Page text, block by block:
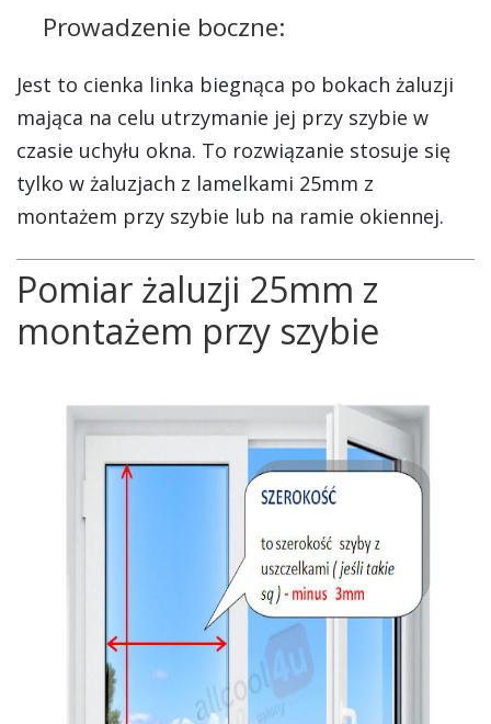
Prowadzenie boczne:
Jest to cienka linka biegnąca po bokach żaluzji
mająca na celu utrzymanie jej przy szybie w
czasie uchyłu okna. To rozwiązanie stosuje się
tylko w żaluzjach z lamelkami 25mm z
montażem przy szybie lub na ramie okiennej.
Pomiar żaluzji 25mm z
montażem przy szybie